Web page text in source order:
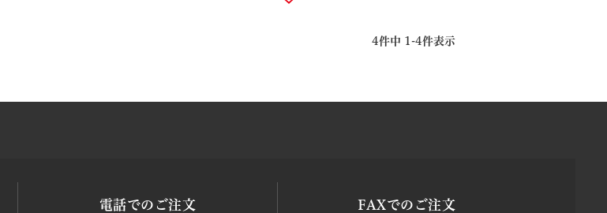
4件中 1 -4件表示
電話でのご注文 FAXでのご注文